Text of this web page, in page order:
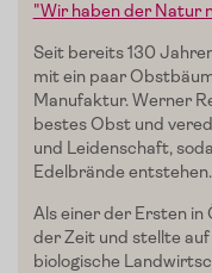
Slow Food
Blog
Presse
Kontakt
Login
"Wir haben der Natur
Seit bereits 130
mit ein paar
Manufaktur. Werner
bestes Obst und
und Leidenschaft,
Edelbrände entstehen.
Als einer der Ersten
der Zeit und stellte auf
biologische